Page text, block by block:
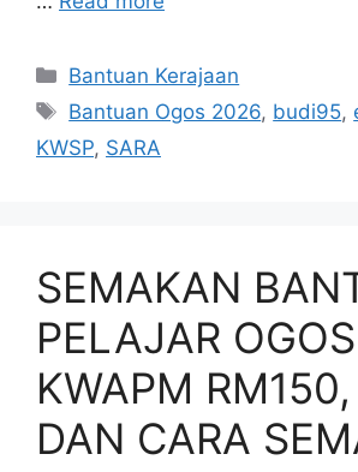
Categories
Bantuan Kerajaan
Tags
Bantuan Ogos 2026, budi95,
KWSP, SARA
SEMAKAN
PELAJAR
KWAPM
DAN CARA